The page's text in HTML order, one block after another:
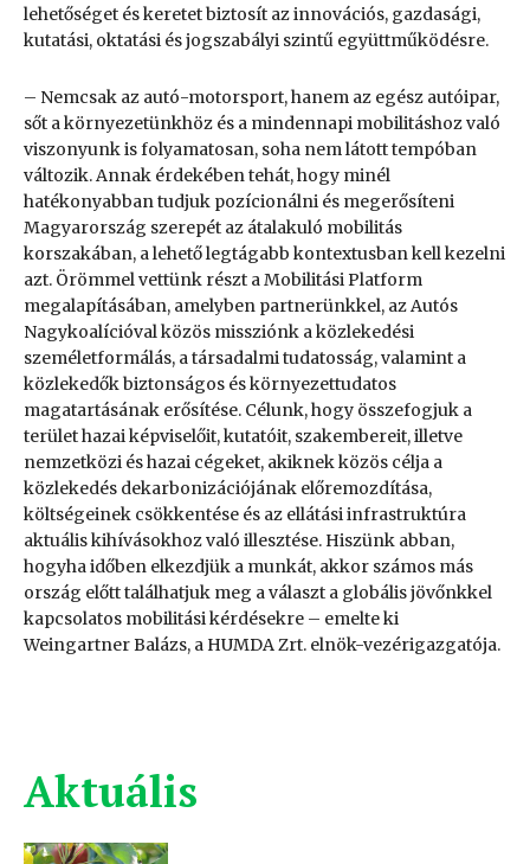
lehetőséget és keretet biztosít az innovációs, gazdasági,
kutatási, oktatási és jogszabályi szintű együttműködésre.
– Nemcsak az autó-motorsport, hanem az egész autóipar,
sőt a környezetünkhöz és a mindennapi mobilitáshoz való
viszonyunk is folyamatosan, soha nem látott tempóban
változik. Annak érdekében tehát, hogy minél
hatékonyabban tudjuk pozícionálni és megerősíteni
Magyarország szerepét az átalakuló mobilitás
korszakában, a lehető legtágabb kontextusban kell kezelni
azt. Örömmel vettünk részt a Mobilitási Platform
megalapításában, amelyben partnerünkkel, az Autós
Nagykoalícióval közös missziónk a közlekedési
személetformálás, a társadalmi tudatosság, valamint a
közlekedők biztonságos és környezettudatos
magatartásának erősítése. Célunk, hogy összefogjuk a
terület hazai képviselőit, kutatóit, szakembereit, illetve
nemzetközi és hazai cégeket, akiknek közös célja a
közlekedés dekarbonizációjának előremozdítása,
költségeinek csökkentése és az ellátási infrastruktúra
aktuális kihívásokhoz való illesztése. Hiszünk abban,
hogyha időben elkezdjük a munkát, akkor számos más
ország előtt találhatjuk meg a választ a globális jövőnkkel
kapcsolatos mobilitási kérdésekre – emelte ki
Weingartner Balázs, a HUMDA Zrt. elnök-vezérigazgatója.
Aktuális